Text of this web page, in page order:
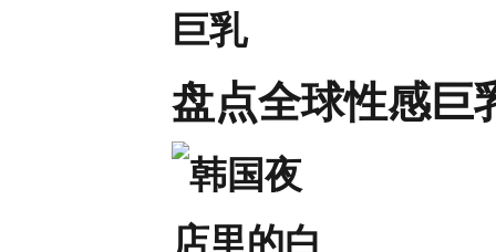
盘点全球性感巨